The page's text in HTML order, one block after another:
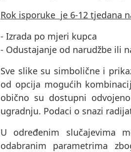
Rok isporuke je 6-12 tjedana
- Izrada po mjeri kupca
- Odustajanje od narudžbe ili
Sve slike su simbolične i
od opcija mogućih
obično su dostupni
ugradnju. Podaci o snazi
U određenim slučajevima
odabranim parametrima